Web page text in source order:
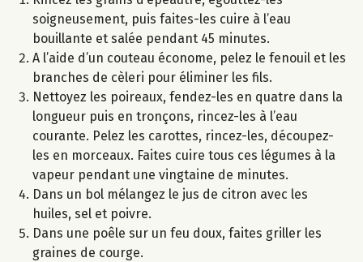
soigneusement, puis faites-les cuire à l’eau
bouillante et salée pendant 45 minutes.
A l’aide d’un couteau économe, pelez le fenouil et les
branches de cèleri pour éliminer les fils.
Nettoyez les poireaux, fendez-les en quatre dans la
longueur puis en tronçons, rincez-les à l’eau
courante. Pelez les carottes, rincez-les, découpez-
les en morceaux. Faites cuire tous ces légumes à la
vapeur pendant une vingtaine de minutes.
Dans un bol mélangez le jus de citron avec les
huiles, sel et poivre.
Dans une poêle sur un feu doux, faites griller les
graines de courge.